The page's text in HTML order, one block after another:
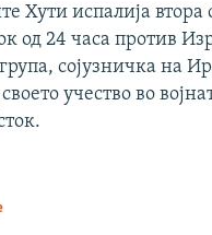
Хути испалија втора
од 24 часа против
сојузничка на
учество во